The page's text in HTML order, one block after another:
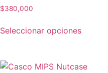
$380,000
Seleccionar opciones